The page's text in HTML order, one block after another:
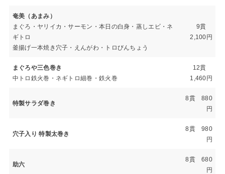
奄美（あまみ）
まぐろ・ヤリイカ・サーモン・本日の白身・蒸しエビ・ネ
ギトロ
釜揚げ一本焼き穴子・えんがわ・トロびんちょう
9貫
2,100円
まぐろや三色巻き
中トロ鉄火巻・ネギトロ細巻・鉄火巻
12貫
1,460円
特製サラダ巻き
8貫 880
円
穴子入り 特製太巻き
8貫 980
円
助六
8貫 680
円